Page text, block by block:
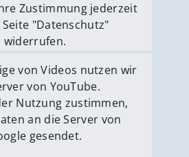
Zustimmung jederzeit
"Datenschutz"
widerrufen.
Medien erlauben
von Videos nutzen wir
von YouTube.
Nutzung zustimmen,
an die Server von
gesendet.